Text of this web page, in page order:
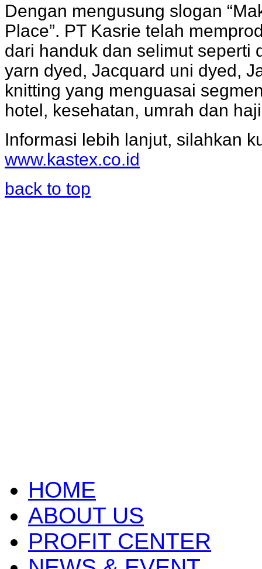
Dengan mengusung slogan
Place”. PT Kasrie telah
dari handuk dan selimut seperti
yarn dyed, Jacquard uni dyed,
knitting yang menguasai
hotel, kesehatan, umrah dan
Informasi lebih lanjut, silahkan
www.kastex.co.id
back to top
HOME
ABOUT US
PROFIT CENTER